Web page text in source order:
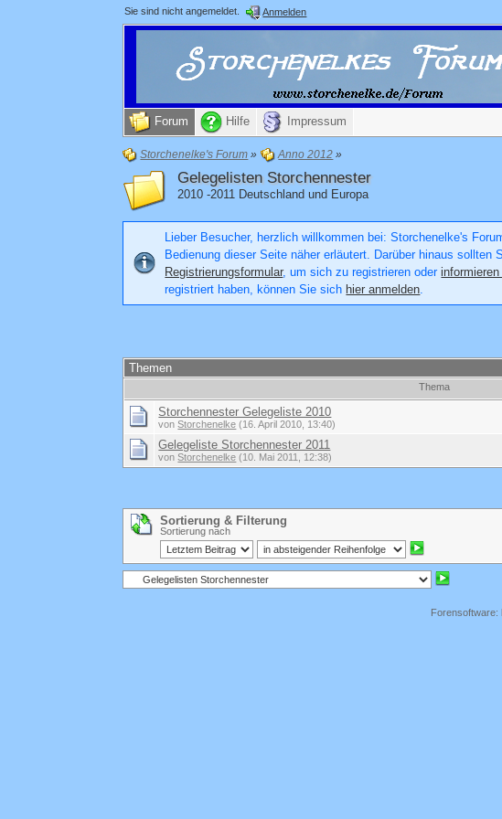
Sie sind nicht angemeldet. Anmelden
Forum Hilfe Impressum
Storchenelke's Forum » Anno 2012 »
Gelegelisten Storchennester
2010 -2011 Deutschland und Europa
Lieber Besucher, herzlich willkommen bei: Storchenelke's
Bedienung dieser Seite näher erläutert. Darüber hinaus
Registrierungsformular, um sich zu registrieren oder
registriert haben, können Sie sich hier anmelden.
Themen
Thema
Storchennester Gelegeliste 2010
vonStorchenelke (16. April 2010, 13:40)
Gelegeliste Storchennester 2011
vonStorchenelke (10. Mai 2011, 12:38)
Sortierung & Filterung
Sortierung nach
Forensoftware: